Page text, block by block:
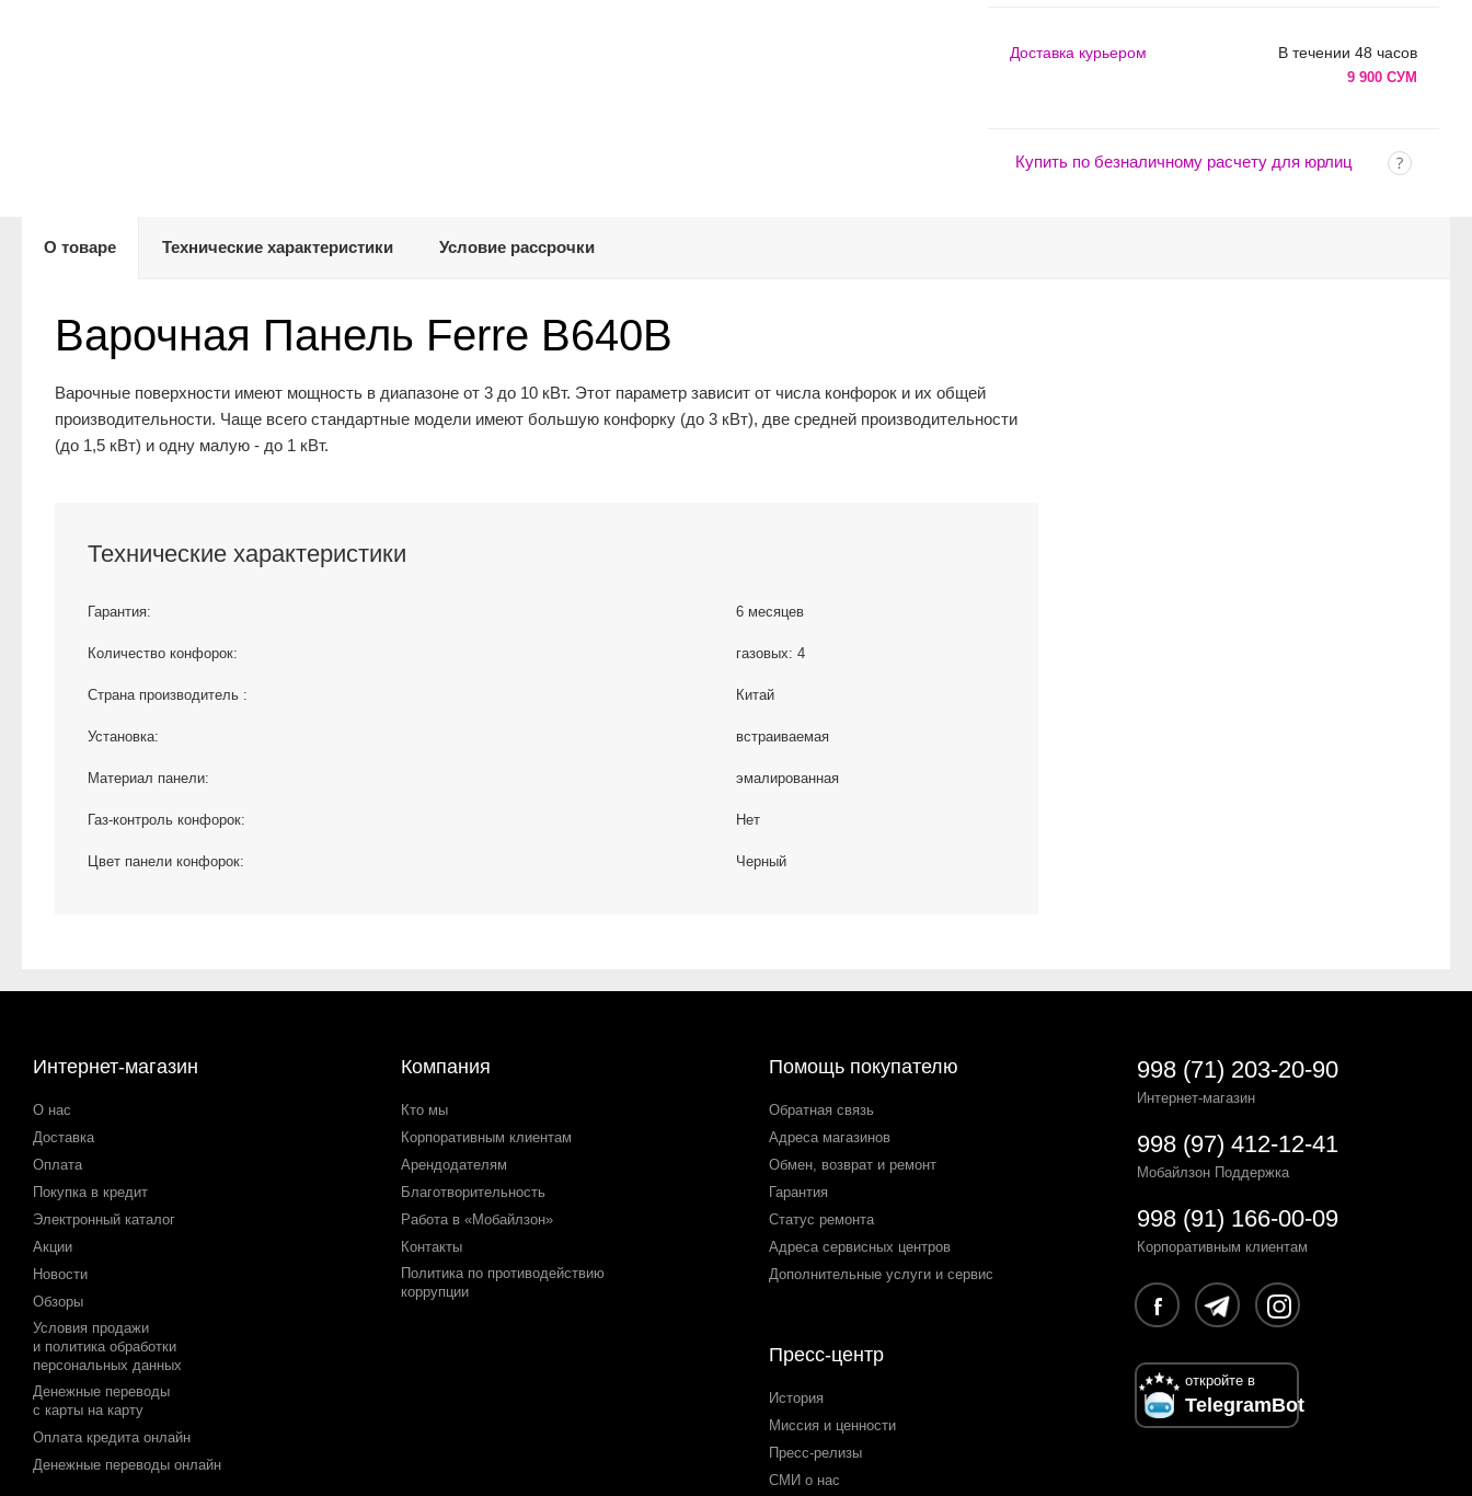
Доставка курьером В течении 48 часов
9 900 СУМ
Купить по безналичному расчету для юрлиц
О товаре Технические характеристики Условие рассрочки
Варочная Панель Ferre B640B
Варочные поверхности имеют мощность в диапазоне от 3 до 10 кВт. Этот параметр зависит от числа конфорок и их общей
производительности. Чаще всего стандартные модели имеют большую конфорку (до 3 кВт), две средней производительности
(до 1,5 кВт) и одну малую - до 1 кВт.
Технические характеристики
Гарантия: 6 месяцев
Количество конфорок: газовых: 4
Страна производитель : Китай
Установка: встраиваемая
Материал панели: эмалированная
Газ-контроль конфорок: Нет
Цвет панели конфорок: Черный
Интернет-магазин
О нас
Доставка
Оплата
Покупка в кредит
Электронный каталог
Акции
Новости
Обзоры
Условия продажи
и политика обработки
персональных данных
Денежные переводы
с карты на карту
Оплата кредита онлайн
Денежные переводы онлайн
Компания
Кто мы
Корпоративным клиентам
Арендодателям
Благотворительность
Работа в «Мобайлзон»
Контакты
Политика по противодействию
коррупции
Помощь покупателю
Обратная связь
Адреса магазинов
Обмен, возврат и ремонт
Гарантия
Статус ремонта
Адреса сервисных центров
Дополнительные услуги и сервис
Пресс-центр
История
Миссия и ценности
Пресс-релизы
СМИ о нас
998 (71) 203-20-90
Интернет-магазин
998 (97) 412-12-41
Мобайлзон Поддержка
998 (91) 166-00-09
Корпоративным клиентам
откройте в
TelegramBot